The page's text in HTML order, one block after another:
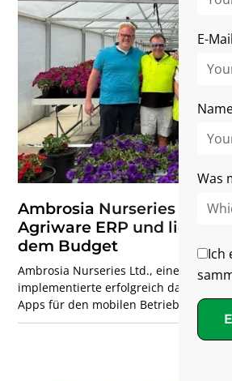
E-Mail
Was
Ich
Ambrosia Nurseries
Agriware ERP und liegt
dem Budget
Ambrosia Nurseries Ltd., eine
implementierte erfolgreich das
Apps für den mobilen Betrieb, die auf
365 Business Central (BC25) basieren.
von Jake Kitson und seinem Vater